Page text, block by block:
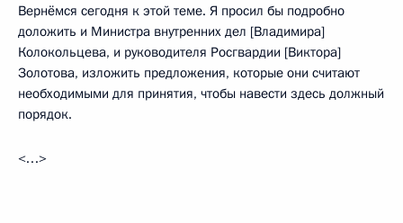
Вернёмся сегодня к этой теме. Я просил бы подробно
доложить и Министра внутренних дел [Владимира]
Колокольцева, и руководителя Росгвардии [Виктора]
Золотова, изложить предложения, которые они считают
необходимыми для принятия, чтобы навести здесь должный
порядок.
<…>